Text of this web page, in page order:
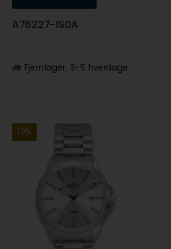
A76227-1S0A
Fjernlager 3-5 hverdage
19%